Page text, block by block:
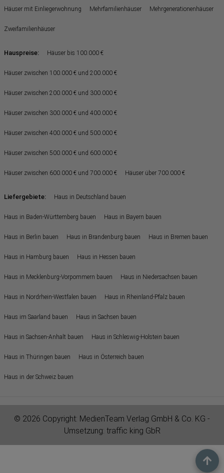
Häuser mit Einliegerwohnung Mehrfamilienhäuser Mehrgenerationenhäuser
Zweifamilienhäuser
Hauspreise: Häuser bis 100.000 €
Häuser zwischen 100.000 € und 200.000 €
Häuser zwischen 200.000 € und 300.000 €
Häuser zwischen 300.000 € und 400.000 €
Häuser zwischen 400.000 € und 500.000 €
Häuser zwischen 500.000 € und 600.000 €
Häuser zwischen 600.000 € und 700.000 € Häuser über 700.000 €
Liefergebiete: Haus in Deutschland bauen
Haus in Baden-Württemberg bauen Haus in Bayern bauen
Haus in Berlin bauen Haus in Brandenburg bauen Haus in Bremen bauen
Haus in Hamburg bauen Haus in Hessen bauen
Haus in Mecklenburg-Vorpommern bauen Haus in Niedersachsen bauen
Haus in Nordrhein-Westfalen bauen Haus in Rheinland-Pfalz bauen
Haus im Saarland bauen Haus in Sachsen bauen
Haus in Sachsen-Anhalt bauen Haus in Schleswig-Holstein bauen
Haus in Thüringen bauen Haus in Österreich bauen
Haus in der Schweiz bauen
© 2026 Copyright: MedienTeam Verlag GmbH & Co. KG -
Umsetzung: traffic king GbR